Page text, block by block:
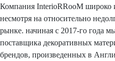
Компания InterioRRooM широко
несмотря на относительно
рынке. начиная с 2017-го года
поставщика декоративных
брендов, произведенных в